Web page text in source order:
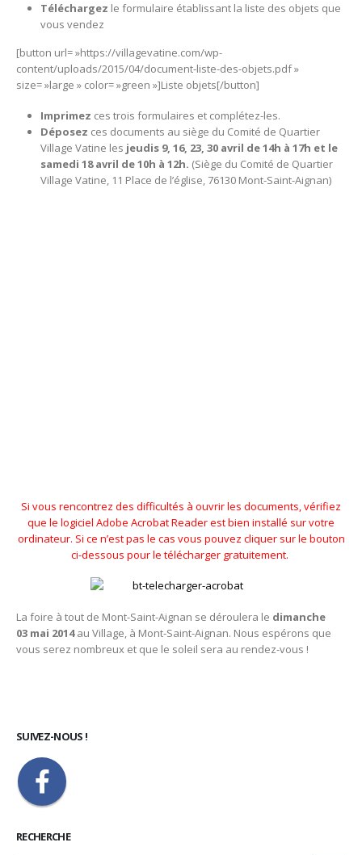
Téléchargez le formulaire établissant la liste des objets que
vous vendez
[button url= »https://villagevatine.com/wp-
content/uploads/2015/04/document-liste-des-objets.pdf »
size= »large » color= »green »]Liste objets[/button]
Imprimez ces trois formulaires et complétez-les.
Déposez ces documents au siège du Comité de Quartier
Village Vatine les jeudis 9, 16, 23, 30 avril de 14h à 17h et le
samedi 18 avril de 10h à 12h. (Siège du Comité de Quartier
Village Vatine, 11 Place de l’église, 76130 Mont-Saint-Aignan)
Si vous rencontrez des difficultés à ouvrir les documents, vérifiez
que le logiciel Adobe Acrobat Reader est bien installé sur votre
ordinateur. Si ce n’est pas le cas vous pouvez cliquer sur le bouton
ci-dessous pour le télécharger gratuitement.
La foire à tout de Mont-Saint-Aignan se déroulera le dimanche
03 mai 2014au Village, à Mont-Saint-Aignan. Nous espérons que
vous serez nombreux et que le soleil sera au rendez-vous !
SUIVEZ-NOUS !
RECHERCHE